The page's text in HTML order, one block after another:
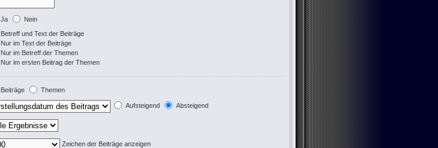
Ja
Nein
Betreff und Text der Beiträge
Nur im Text der Beiträge
Nur im Betreff der Themen
Nur im ersten Beitrag der Themen
Beiträge
Themen
Aufsteigend Absteigend
Zeichen der Beiträge anzeigen